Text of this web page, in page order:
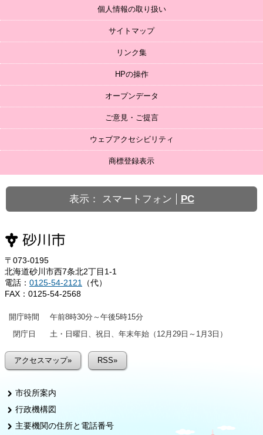
個人情報の取り扱い
サイトマップ
リンク集
HPの操作
オープンデータ
ご意見・ご提言
ウェブアクセシビリティ
商標登録表示
表示： スマートフォン PC
〒073-0195
北海道砂川市西7条北2丁目1-1
電話： 0125-54-2121
（代）
FAX：0125-54-2568
開庁時間
午前8時30分～午後5時15分
閉庁日
土・日曜日、祝日、年末年始（12月29日～1月3日）
アクセスマップ» RSS»
市役所案内
行政機構図
主要機関の住所と電話番号